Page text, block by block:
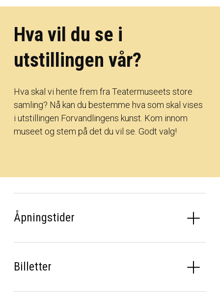
Hva vil du se i
utstillingen vår?
Hva skal vi hente frem fra Teatermuseets store
samling? Nå kan du bestemme hva som skal vises
i utstillingen Forvandlingens kunst. Kom innom
museet og stem på det du vil se. Godt valg!
Åpningstider
Billetter